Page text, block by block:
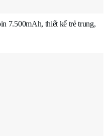
7.500mAh, thiết kế trẻ trung,